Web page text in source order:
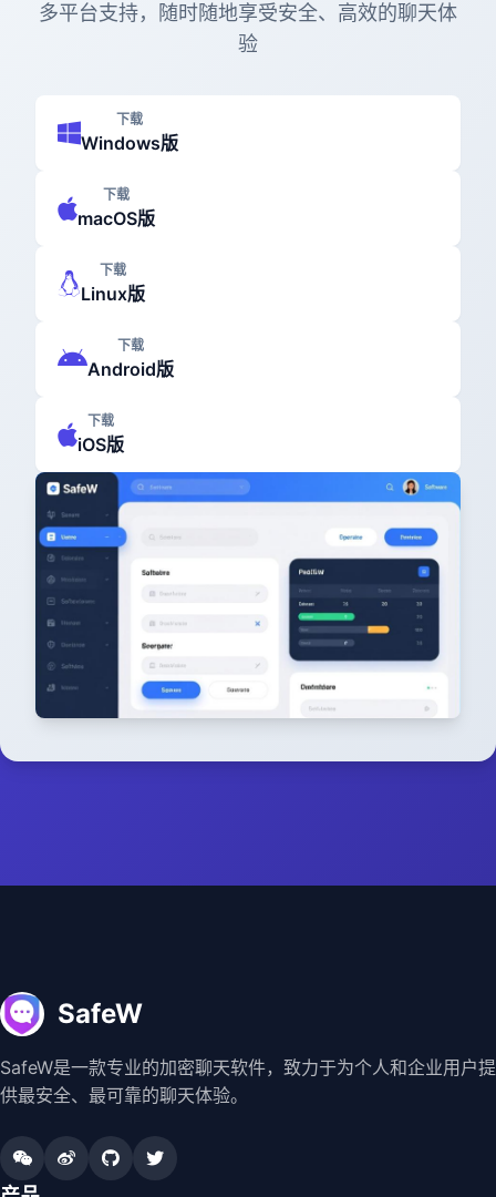
多平台支持，随时随地享受安全、高效的聊天体
验
下载
Windows版
下载
macOS版
下载
Linux版
下载
Android版
下载
iOS版
SafeW
SafeW是一款专业的加密聊天软件，致力于为个人和企业用户提
供最安全、最可靠的聊天体验。